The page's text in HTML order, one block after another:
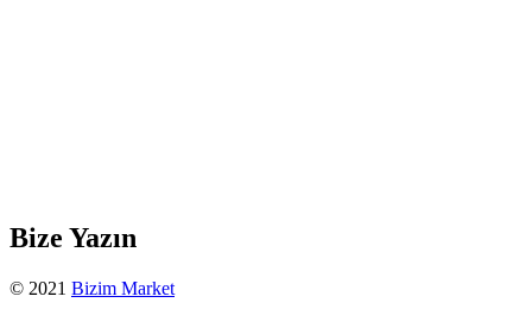
Bize Yazın
© 2021 Bizim Market